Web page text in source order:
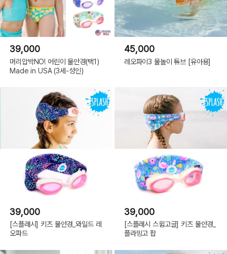
39,000
머리압박NO! 어린이 물안경(택1)
Made in USA (3세-성인)
45,000
레오파이3 물놀이 튜브 [유아용]
39,000
[스플래시] 키즈 물안경_와일드 레
오파드
39,000
[스플래시 스윔고글] 키즈 물안경_
플라밍고 팝